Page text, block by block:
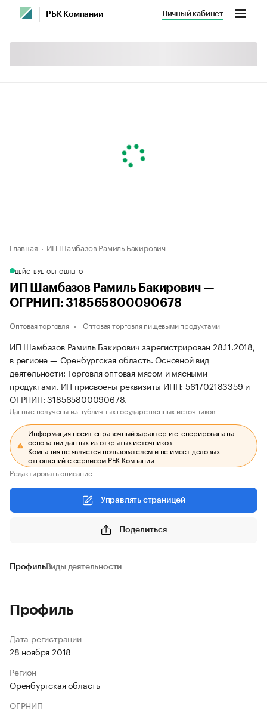
РБК Компании Личный кабинет
Главная ИП Шамбазов Рамиль Бакирович
ДЕЙСТВУЕТОБНОВЛЕНО
ИП Шамбазов Рамиль Бакирович —
ОГРНИП: 318565800090678
Оптовая торговля Оптовая торговля пищевыми продуктами
ИП Шамбазов Рамиль Бакирович зарегистрирован 28.11.2018,
в регионе — Оренбургская область. Основной вид
деятельности: Торговля оптовая мясом и мясными
продуктами. ИП присвоены реквизиты ИНН: 561702183359 и
ОГРНИП: 318565800090678.
Данные получены из публичных государственных источников.
Информация носит справочный характер и сгенерирована на
основании данных из открытых источников.
Компания не является пользователем и не имеет деловых
отношений с сервисом РБК Компании.
Редактировать описание
Управлять страницей
Поделиться
ПрофильВиды деятельности
Профиль
Дата регистрации
28 ноября 2018
Регион
Оренбургская область
ОГРНИП